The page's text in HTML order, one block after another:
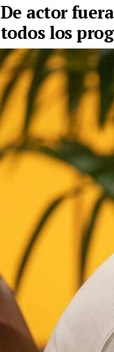
De actor
todos los